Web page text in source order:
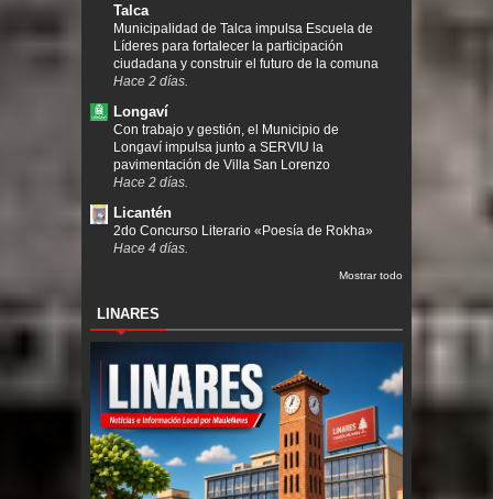
Talca
Municipalidad de Talca impulsa Escuela de
Líderes para fortalecer la participación
ciudadana y construir el futuro de la comuna
Hace 2 días.
Longaví
Con trabajo y gestión, el Municipio de
Longaví impulsa junto a SERVIU la
pavimentación de Villa San Lorenzo
Hace 2 días.
Licantén
2do Concurso Literario «Poesía de Rokha»
Hace 4 días.
Mostrar todo
LINARES